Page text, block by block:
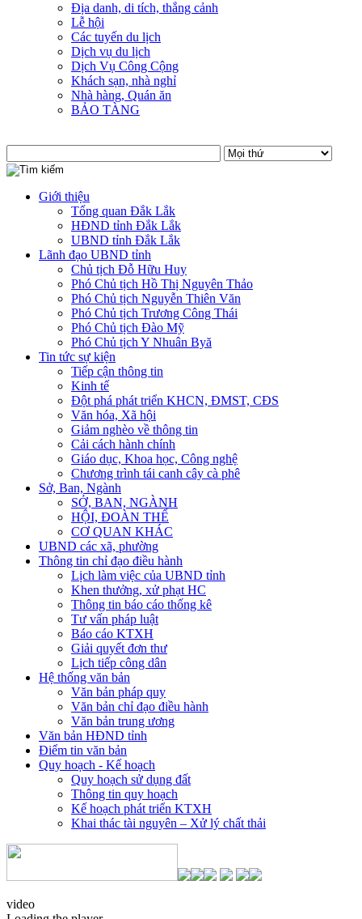
Địa danh, di tích, thắng cảnh
Lễ hội
Các tuyến du lịch
Dịch vụ du lịch
Dịch Vụ Công Cộng
Khách sạn, nhà nghỉ
Nhà hàng, Quán ăn
BẢO TÀNG
Giới thiệu
Tổng quan Đắk Lắk
HĐND tỉnh Đắk Lắk
UBND tỉnh Đắk Lắk
Lãnh đạo UBND tỉnh
Chủ tịch Đỗ Hữu Huy
Phó Chủ tịch Hồ Thị Nguyên Thảo
Phó Chủ tịch Nguyễn Thiên Văn
Phó Chủ tịch Trương Công Thái
Phó Chủ tịch Đào Mỹ
Phó Chủ tịch Y Nhuân Byă
Tin tức sự kiện
Tiếp cận thông tin
Kinh tế
Đột phá phát triển KHCN, ĐMST, CĐS
Văn hóa, Xã hội
Giảm nghèo về thông tin
Cải cách hành chính
Giáo dục, Khoa học, Công nghệ
Chương trình tái canh cây cà phê
Sở, Ban, Ngành
SỞ, BAN, NGÀNH
HỘI, ĐOÀN THỂ
CƠ QUAN KHÁC
UBND các xã, phường
Thông tin chỉ đạo điều hành
Lịch làm việc của UBND tỉnh
Khen thưởng, xử phạt HC
Thông tin báo cáo thống kê
Tư vấn pháp luật
Báo cáo KTXH
Giải quyết đơn thư
Lịch tiếp công dân
Hệ thống văn bản
Văn bản pháp quy
Văn bản chỉ đạo điều hành
Văn bản trung ương
Văn bản HĐND tỉnh
Điểm tin văn bản
Quy hoạch - Kế hoạch
Quy hoạch sử dụng đất
Thông tin quy hoạch
Kế hoạch phát triển KTXH
Khai thác tài nguyên – Xử lý chất thải
video